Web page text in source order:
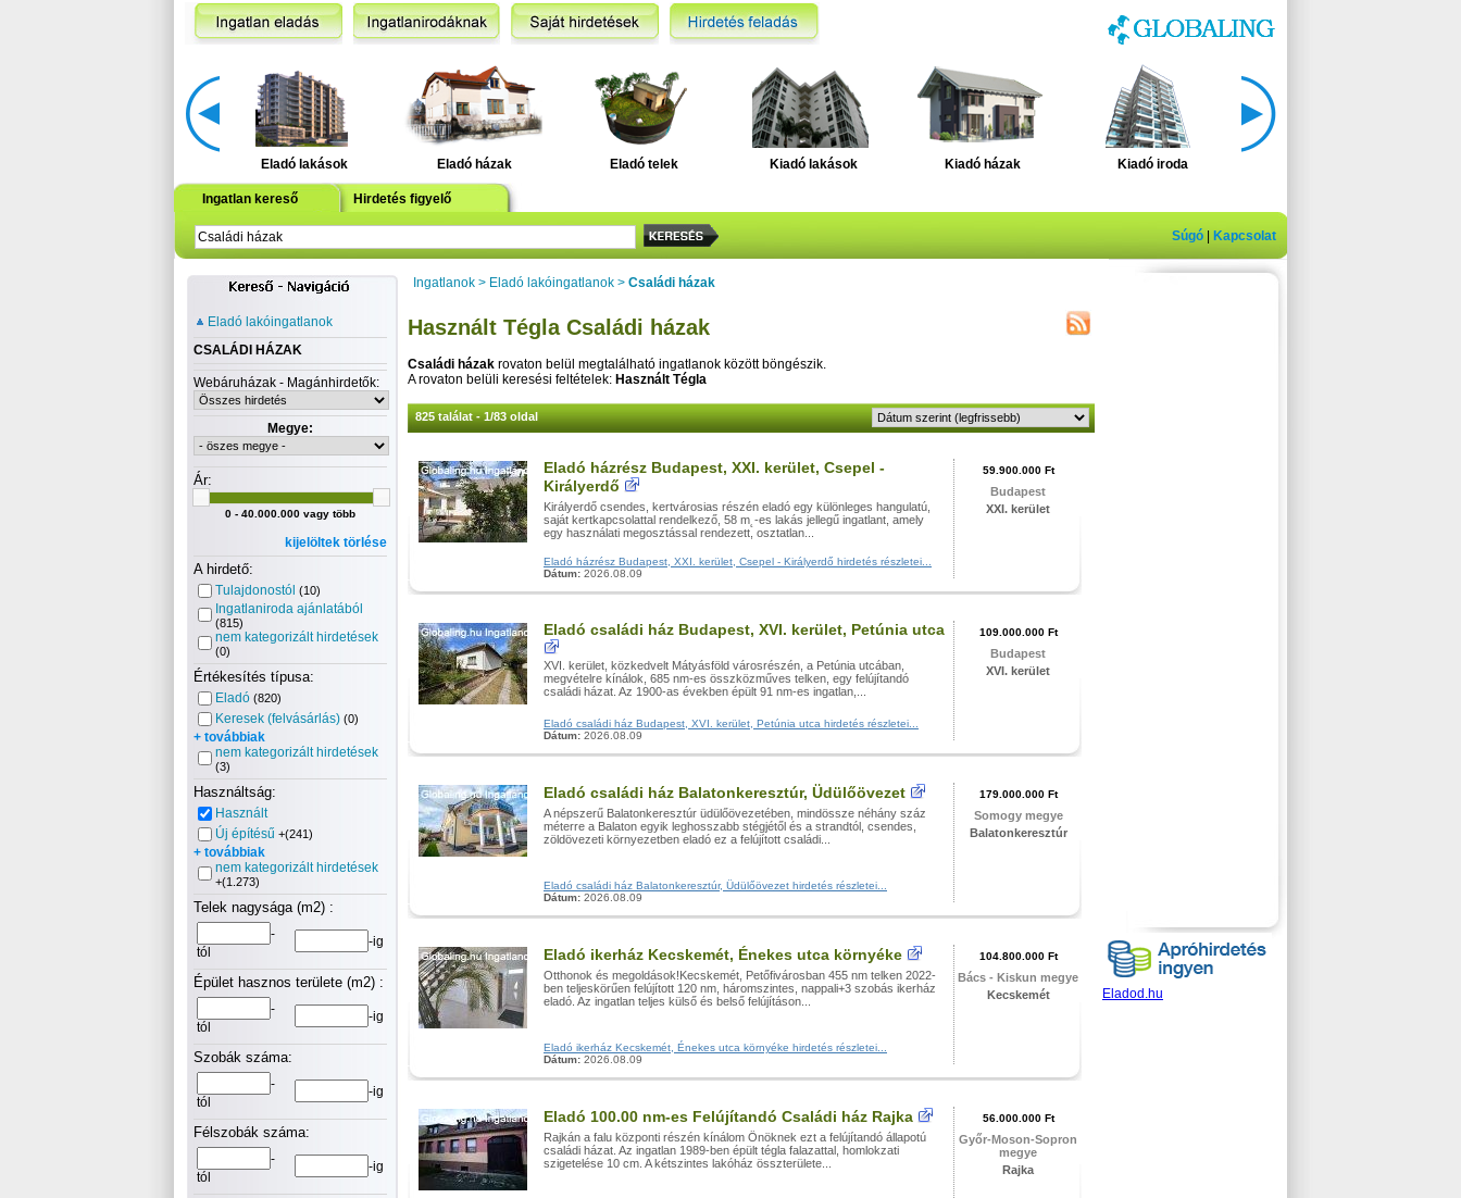
Eladó lakások Eladó házak Eladó telek Kiadó lakások Kiadó házak Kiadó iroda
Ingatlan kereső Hirdetés figyelő
Súgó Kapcsolat
Eladó lakóingatlanok
CSALÁDI HÁZAK
Webáruházak - Magánhirdetők:
Megye:
Ár:
0 - 40.000.000 vagy több
kijelöltek törlése
A hirdető:
Tulajdonostól (10)
Ingatlaniroda ajánlatából
(815)
nem kategorizált hirdetések
(0)
Értékesítés típusa:
Eladó (820)
Keresek (felvásárlás) (0)
+ továbbiak
nem kategorizált hirdetések
(3)
Használtság:
Használt
Új építésű +(241)
+ továbbiak
nem kategorizált hirdetések
+(1.273)
Telek nagysága (m2) :
-
tól
-ig
Épület hasznos területe (m2) :
-
tól
-ig
Szobák száma:
-
tól
-ig
Félszobák száma:
-
tól
-ig
Ingatlanok > Eladó lakóingatlanok > Családi házak
Használt Tégla Családi házak
Családi házak rovaton belül megtalálható ingatlanok között böngészik.
A rovaton belüli keresési feltételek: Használt Tégla
825 találat - 1/83 oldal
Eladó házrész Budapest, XXI. kerület, Csepel -
Királyerdő
Királyerdő csendes, kertvárosias részén eladó egy különleges hangulatú,
saját kertkapcsolattal rendelkező, 58 m˛-es lakás jellegű ingatlant, amely
egy használati megosztással rendezett, osztatlan...
Eladó házrész Budapest, XXI. kerület, Csepel - Királyerdő hirdetés részletei...
Dátum: 2026.08.09
59.900.000 Ft
Budapest
XXI. kerület
Eladó családi ház Budapest, XVI. kerület, Petúnia utca
XVI. kerület, közkedvelt Mátyásföld városrészén, a Petúnia utcában,
megvételre kínálok, 685 nm-es összközműves telken, egy felújítandó
családi házat. Az 1900-as években épült 91 nm-es ingatlan,...
Eladó családi ház Budapest, XVI. kerület, Petúnia utca hirdetés részletei...
Dátum: 2026.08.09
109.000.000 Ft
Budapest
XVI. kerület
Eladó családi ház Balatonkeresztúr, Üdülőövezet
A népszerű Balatonkeresztúr üdülőövezetében, mindössze néhány száz
méterre a Balaton egyik leghosszabb stégjétől és a strandtól, csendes,
zöldövezeti környezetben eladó ez a felújított családi...
Eladó családi ház Balatonkeresztúr, Üdülőövezet hirdetés részletei...
Dátum: 2026.08.09
179.000.000 Ft
Somogy megye
Balatonkeresztúr
Eladó ikerház Kecskemét, Énekes utca környéke
Otthonok és megoldások!Kecskemét, Petőfivárosban 455 nm telken 2022-
ben teljeskörűen felújított 120 nm, háromszintes, nappali+3 szobás ikerház
eladó. Az ingatlan teljes külső és belső felújításon...
Eladó ikerház Kecskemét, Énekes utca környéke hirdetés részletei...
Dátum: 2026.08.09
104.800.000 Ft
Bács - Kiskun megye
Kecskemét
Eladó 100.00 nm-es Felújítandó Családi ház Rajka
Rajkán a falu központi részén kínálom Önöknek ezt a felújítandó állapotú
családi házat. Az ingatlan 1989-ben épült tégla falazattal, homlokzati
szigetelése 10 cm. A kétszintes lakóház összterülete...
56.000.000 Ft
Győr-Moson-Sopron
megye
Rajka
Eladod.hu